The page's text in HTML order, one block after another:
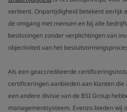
verleent. Onpartijdigheid betekent eerlijk
de omgang met mensen en bij alle
beslissingen zonder verplichtingen van
objectiviteit van het
Als een geaccrediteerde
certificeringen aanbieden aan klanten die
een andere divisie van de BSI Group
managementsysteem. Evenzo bieden wij